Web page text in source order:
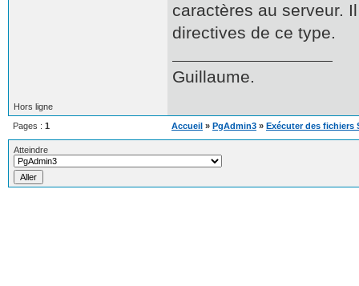
caractères au serveur.
directives de ce type.
Guillaume.
Hors ligne
Pages : 1 Accueil » PgAdmin3 » Exécuter des fichiers
Atteindre